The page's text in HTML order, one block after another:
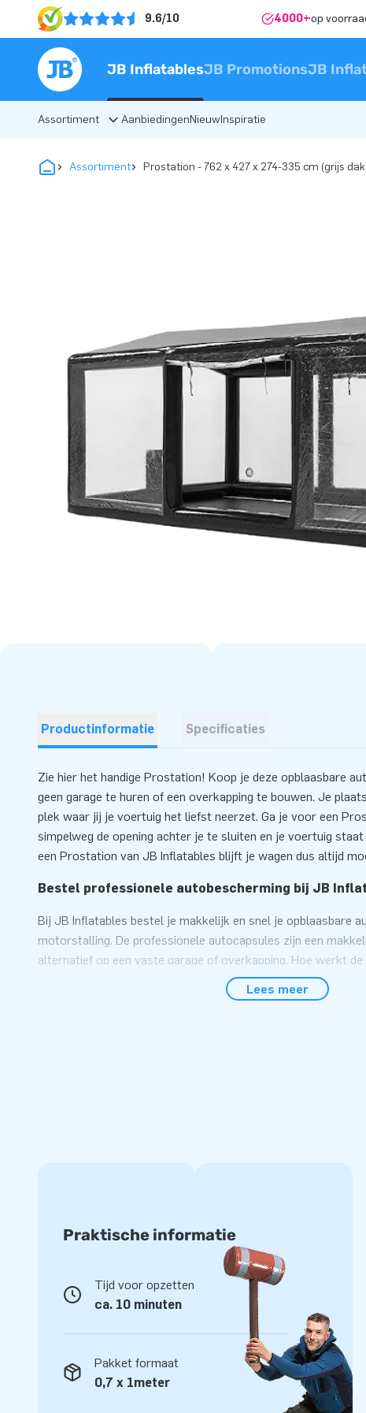
9.6/10 4000+op
JB InflatablesJB PromotionsJB
Assortiment AanbiedingenNieuwInspiratie
Assortiment Prostation - 762 x 427 x 274-335 cm (grijs
Productinformatie Specificaties
Zie hier het handige Prostation! Koop je deze opblaasbare
geen garage te huren of een overkapping te bouwen. Je
plek waar jij je voertuig het liefst neerzet. Ga je voor een
simpelweg de opening achter je te sluiten en je voertuig
een Prostation van JB Inflatables blijft je wagen dus altijd
Bestel professionele autobescherming bij JB
Bij JB Inflatables bestel je makkelijk en snel je opblaasbare
motorstalling. De professionele autocapsules zijn een
alternatief op een vaste garage of overkapping. Hoe werkt de
autobescherming van JB Inflatables? Het is heel simpel: Je
opblaasbare garage en sluit de beschermhoes. Kies je voor
Lees meer
Praktische informatie
Tijd voor opzetten
ca. 10 minuten
Pakket formaat
0,7 x 1meter